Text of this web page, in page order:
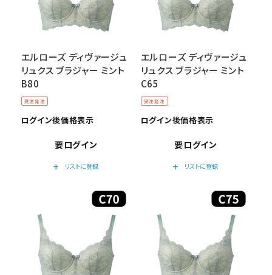
受注発注
エルローズ ディヴァージュ
リュクス ブラジャー ミント
B80
ログイン後価格表示
要ログイン
add
リストに登録
受注発注
エルローズ ディヴァージュ
リュクス ブラジャー ミント
C65
ログイン後価格表示
要ログイン
add
リストに登録